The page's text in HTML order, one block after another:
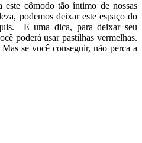
cômodo tão íntimo de nossas
podemos deixar este espaço do
E uma dica, para deixar seu
poderá usar pastilhas vermelhas.
se você conseguir, não perca a